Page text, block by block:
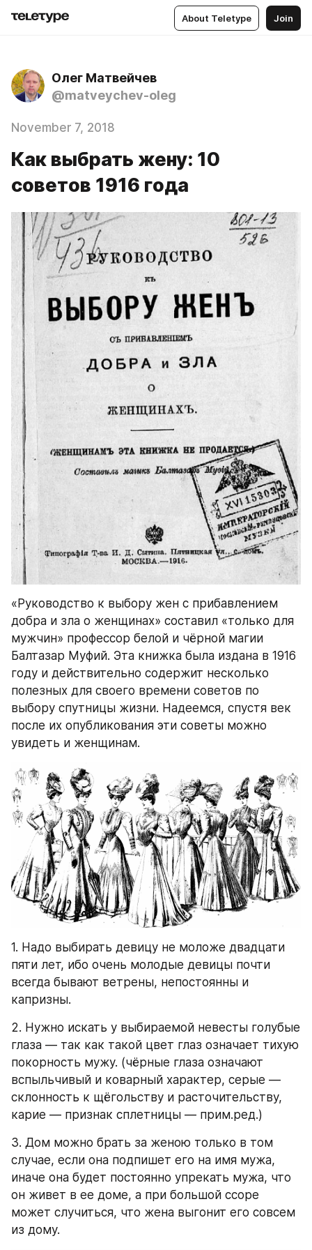
About Teletype Join
Олег Матвейчев
@matveychev-oleg
November 7, 2018
Как выбрать жену: 10
советов 1916 года
«Руководство к выбору жен с прибавлением
добра и зла о женщинах» составил «только для
мужчин» профессор белой и чёрной магии
Балтазар Муфий. Эта книжка была издана в 1916
году и действительно содержит несколько
полезных для своего времени советов по
выбору спутницы жизни. Надеемся, спустя век
после их опубликования эти советы можно
увидеть и женщинам.
1. Надо выбирать девицу не моложе двадцати
пяти лет, ибо очень молодые девицы почти
всегда бывают ветрены, непостоянны и
капризны.
2. Нужно искать у выбираемой невесты голубые
глаза — так как такой цвет глаз означает тихую
покорность мужу. (чёрные глаза означают
вспыльчивый и коварный характер, серые —
склонность к щёгольству и расточительству,
карие — признак сплетницы — прим.ред.)
3. Дом можно брать за женою только в том
случае, если она подпишет его на имя мужа,
иначе она будет постоянно упрекать мужа, что
он живет в ее доме, а при большой ссоре
может случиться, что жена выгонит его совсем
из дому.